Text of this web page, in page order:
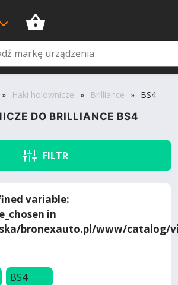
» Haki holownicze » Brilliance » BS4
DO BRILLIANCE BS4
FILTR
variable:
in
bronexauto.pl/www/catalog/
BS4